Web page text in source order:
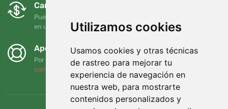
Utilizamos cookies
Usamos cookies y otras técnicas
de rastreo para mejorar tu
experiencia de navegación en
nuestra web, para mostrarte
contenidos personalizados y
Cambios y devoluciones gratuitos
Puede devolver o cambiar su pedido en cualquier momento
en un plazo de 90 días
Apoyamos a Trees.org
Por cada pedido plantamos un árbol. Leer más
somos